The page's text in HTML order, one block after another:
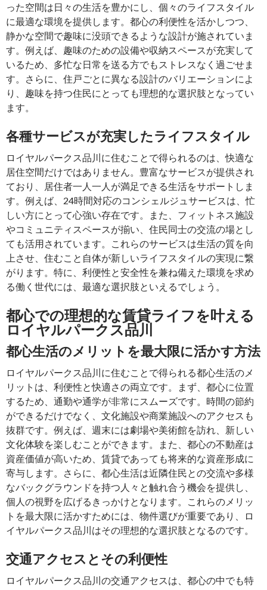
った空間は日々の生活を豊かにし、個々のライフスタイル
に最適な環境を提供します。都心の利便性を活かしつつ、
静かな空間で趣味に没頭できるような設計が施されていま
す。例えば、趣味のための設備や収納スペースが充実して
いるため、多忙な日常を送る方でもストレスなく過ごせま
す。さらに、住戸ごとに異なる設計のバリエーションによ
り、趣味を持つ住民にとっても理想的な選択肢となってい
ます。
各種サービスが充実したライフスタイル
ロイヤルパークス品川に住むことで得られるのは、快適な
居住空間だけではありません。豊富なサービスが提供され
ており、居住者一人一人が満足できる生活をサポートしま
す。例えば、24時間対応のコンシェルジュサービスは、忙
しい方にとって心強い存在です。また、フィットネス施設
やコミュニティスペースが揃い、住民同士の交流の場とし
ても活用されています。これらのサービスは生活の質を向
上させ、住むこと自体が新しいライフスタイルの実現に繋
がります。特に、利便性と安全性を兼ね備えた環境を求め
る働く世代には、最適な選択肢といえるでしょう。
都心での理想的な賃貸ライフを叶える
ロイヤルパークス品川
都心生活のメリットを最大限に活かす方法
ロイヤルパークス品川に住むことで得られる都心生活のメ
リットは、利便性と快適さの両立です。まず、都心に位置
するため、通勤や通学が非常にスムーズです。時間の節約
ができるだけでなく、文化施設や商業施設へのアクセスも
抜群です。例えば、週末には劇場や美術館を訪れ、新しい
文化体験を楽しむことができます。また、都心の不動産は
資産価値が高いため、賃貸であっても将来的な資産形成に
寄与します。さらに、都心生活は近隣住民との交流や多様
なバックグラウンドを持つ人々と触れ合う機会を提供し、
個人の視野を広げるきっかけとなります。これらのメリッ
トを最大限に活かすためには、物件選びが重要であり、ロ
イヤルパークス品川はその理想的な選択肢となるのです。
交通アクセスとその利便性
ロイヤルパークス品川の交通アクセスは、都心の中でも特